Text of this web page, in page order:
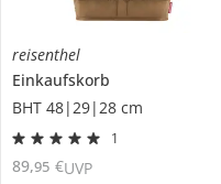
reisenthel
Einkaufskorb
BHT 48|29|28 cm
1
89,95 €UVP